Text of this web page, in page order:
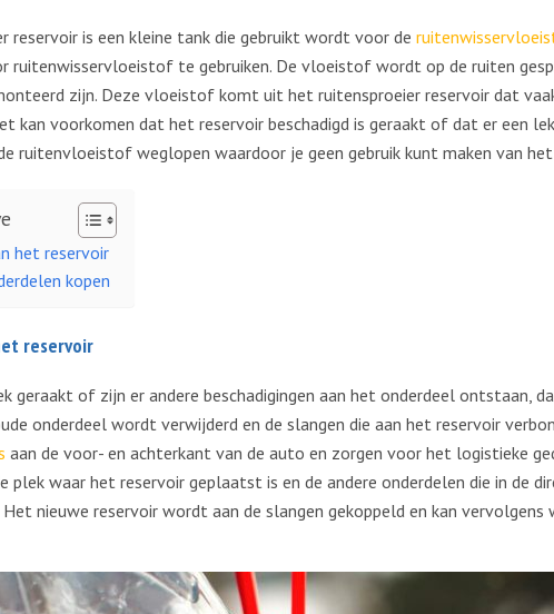
reservoir is een kleine tank die gebruikt wordt voor de
ruitenwisservloeistof te gebruiken. De vloeistof wordt op de ruiten
zijn. Deze vloeistof komt uit het ruitensproeier reservoir dat
kan voorkomen dat het reservoir beschadigd is geraakt of dat er een
ruitenvloeistof weglopen waardoor je geen gebruik kunt maken van
het reservoir
kopen
reservoir
geraakt of zijn er andere beschadigingen aan het onderdeel ontstaan,
onderdeel wordt verwijderd en de slangen die aan het reservoir
aan de voor- en achterkant van de auto en zorgen voor het logistieke
plek waar het reservoir geplaatst is en de andere onderdelen die in de
Het nieuwe reservoir wordt aan de slangen gekoppeld en kan